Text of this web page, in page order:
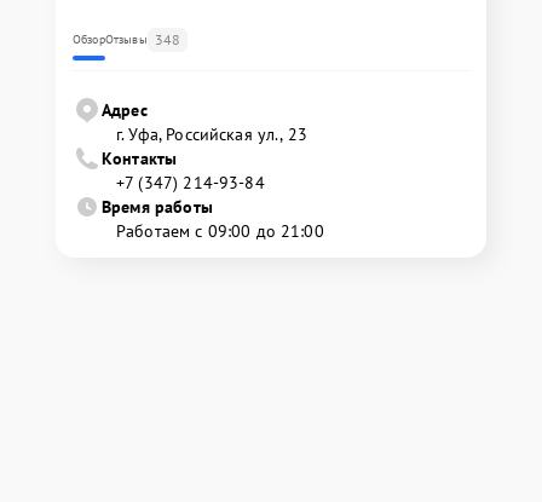
ОбзорОтзывы 348
Адрес
г. Уфа, Российская ул., 23
Контакты
+7 (347) 214-93-84
Время работы
Работаем с 09:00 до 21:00